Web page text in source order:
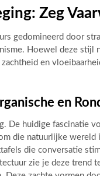
Zeg
gedomineerd door
Hoewel deze stijl
en
en
De huidige fascinatie
die natuurlijke wereld
die conversatie
zie je deze trend